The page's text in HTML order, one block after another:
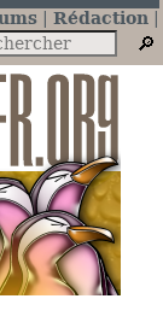
Rédaction